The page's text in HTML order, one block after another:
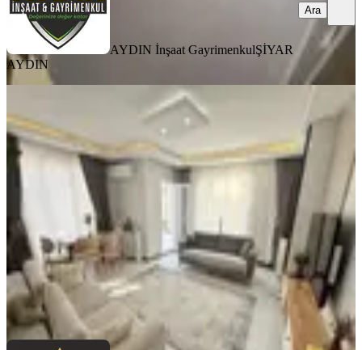
AYDIN İnşaat GayrimenkulŞİYAR
AYDIN
Ara
Arzu Emla'tan Yunus Emre Mah
Kiralık Asansörlü Ara Kat Daire
Sultangazi, Yunus Emre Mahallesi
110 m²·1. Kat
45.000 ₺
ARZU EMLAK Hasan Budak